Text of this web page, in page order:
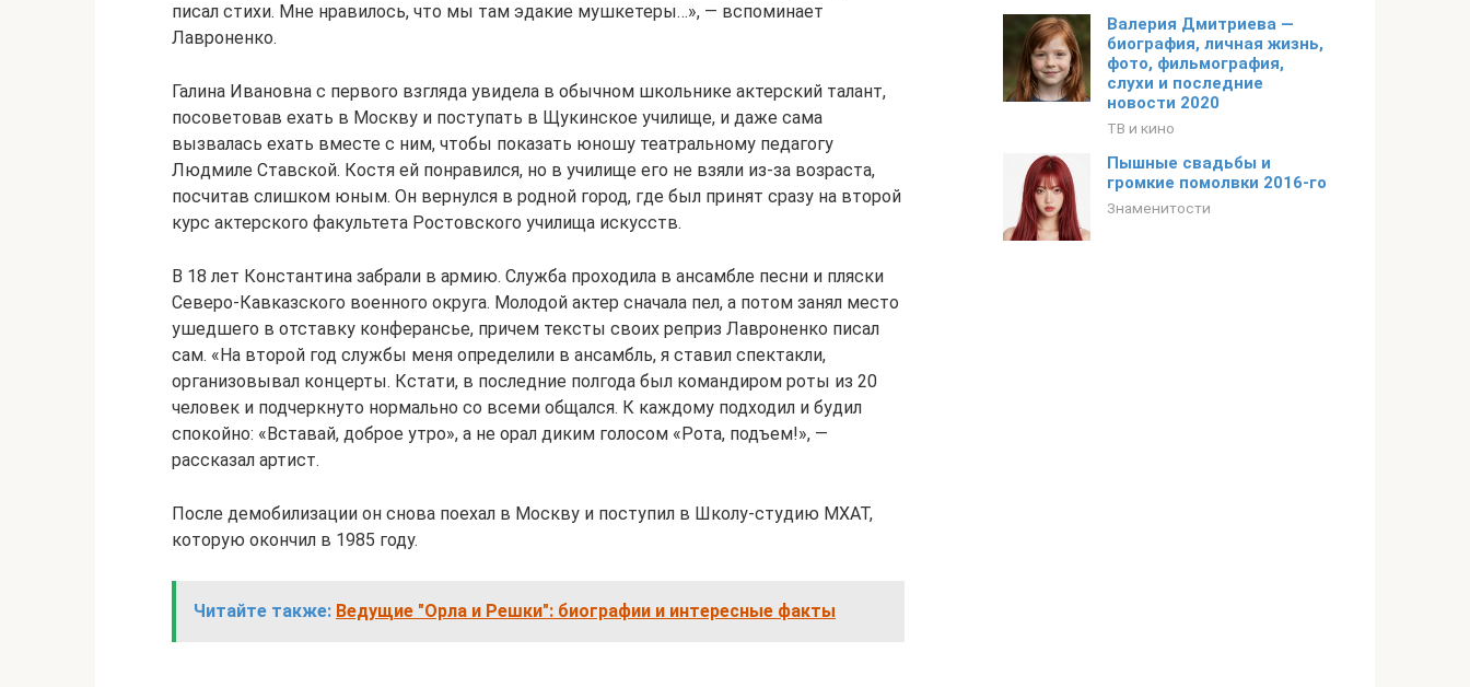
писал стихи. Мне нравилось, что мы там эдакие мушкетеры…», — вспоминает
Лавроненко.
Галина Ивановна с первого взгляда увидела в обычном школьнике актерский талант,
посоветовав ехать в Москву и поступать в Щукинское училище, и даже сама
вызвалась ехать вместе с ним, чтобы показать юношу театральному педагогу
Людмиле Ставской. Костя ей понравился, но в училище его не взяли из-за возраста,
посчитав слишком юным. Он вернулся в родной город, где был принят сразу на второй
курс актерского факультета Ростовского училища искусств.
В 18 лет Константина забрали в армию. Служба проходила в ансамбле песни и пляски
Северо-Кавказского военного округа. Молодой актер сначала пел, а потом занял место
ушедшего в отставку конферансье, причем тексты своих реприз Лавроненко писал
сам. «На второй год службы меня определили в ансамбль, я ставил спектакли,
организовывал концерты. Кстати, в последние полгода был командиром роты из 20
человек и подчеркнуто нормально со всеми общался. К каждому подходил и будил
спокойно: «Вставай, доброе утро», а не орал диким голосом «Рота, подъем!», —
рассказал артист.
После демобилизации он снова поехал в Москву и поступил в Школу-студию МХАТ,
которую окончил в 1985 году.
Читайте также: Ведущие "Орла и Решки": биографии и интересные факты
Валерия Дмитриева —
биография, личная жизнь,
фото, фильмография,
слухи и последние
новости 2020
ТВ и кино
Пышные свадьбы и
громкие помолвки 2016-го
Знаменитости